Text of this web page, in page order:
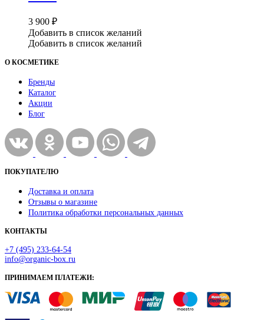
3 900 ₽
Добавить в список желаний
Добавить в список желаний
О КОСМЕТИКЕ
Бренды
Каталог
Акции
Блог
ПОКУПАТЕЛЮ
Доставка и оплата
Отзывы о магазине
Политика обработки персональных данных
КОНТАКТЫ
+7 (495) 233-64-54
info@organic-box.ru
ПРИНИМАЕМ ПЛАТЕЖИ: